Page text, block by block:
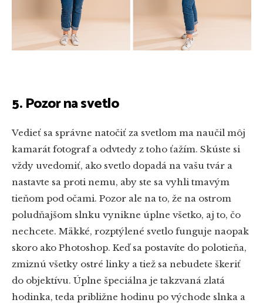
5. Pozor na svetlo
Vedieť sa správne natočiť za svetlom ma naučil môj
kamarát fotograf a odvtedy z toho ťažím. Skúste si
vždy uvedomiť, ako svetlo dopadá na vašu tvár a
nastavte sa proti nemu, aby ste sa vyhli tmavým
tieňom pod očami. Pozor ale na to, že na ostrom
poludňajšom slnku vynikne úplne všetko, aj to, čo
nechcete. Mäkké, rozptýlené svetlo funguje naopak
skoro ako Photoshop. Keď sa postavíte do polotieňa,
zmiznú všetky ostré linky a tiež sa nebudete škeriť
do objektívu. Úplne špeciálna je takzvaná zlatá
hodinka, teda približne hodinu po východe slnka a